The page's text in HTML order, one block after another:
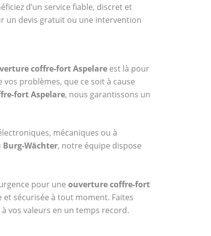
d’un service fiable, discret et
un devis gratuit ou une intervention
coffre-fort Aspelare est là pour
problèmes, que ce soit à cause
fort Aspelare, nous garantissons un
mécaniques ou à
Burg-Wächter, notre équipe dispose
pour une ouverture coffre-fort
et sécurisée à tout moment. Faites
vos valeurs en un temps record.